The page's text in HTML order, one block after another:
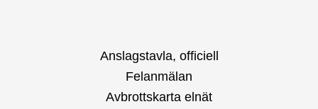
Anslagstavla, officiell
Felanmälan
Avbrottskarta elnät